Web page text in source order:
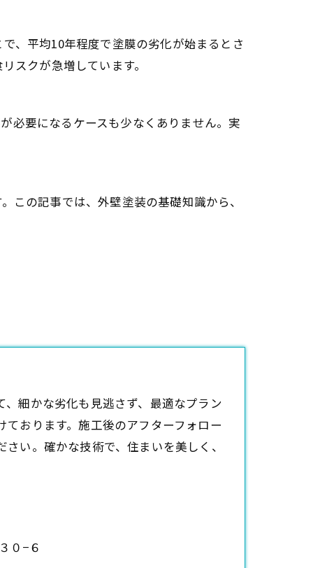
、平均10年程度で塗膜の劣化が始まるとさ
スクが急増しています。
必要になるケースも少なくありません。実
この記事では、外壁塗装の基礎知識から、
細かな劣化も見逃さず、最適なプラン
おります。施工後のアフターフォロー
い。確かな技術で、住まいを美しく、
０−６